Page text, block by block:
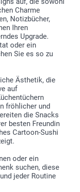
Charme
Notizbücher,
Ihren
Upgrade.
oder ein
Sie es so zu
Ästhetik, die
auf
fröhlicher und
die Snacks
besten Freundin
Cartoon-Sushi
oder ein
suchen, diese
jeder Routine